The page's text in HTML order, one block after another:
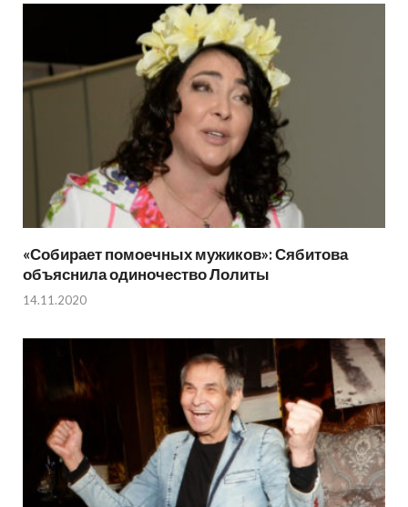
«Собирает помоечных мужиков»: Сябитова
объяснила одиночество Лолиты
14.11.2020